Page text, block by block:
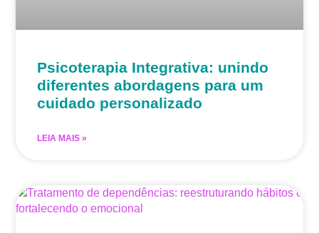
Psicoterapia Integrativa: unindo
diferentes abordagens para um
cuidado personalizado
LEIA MAIS »